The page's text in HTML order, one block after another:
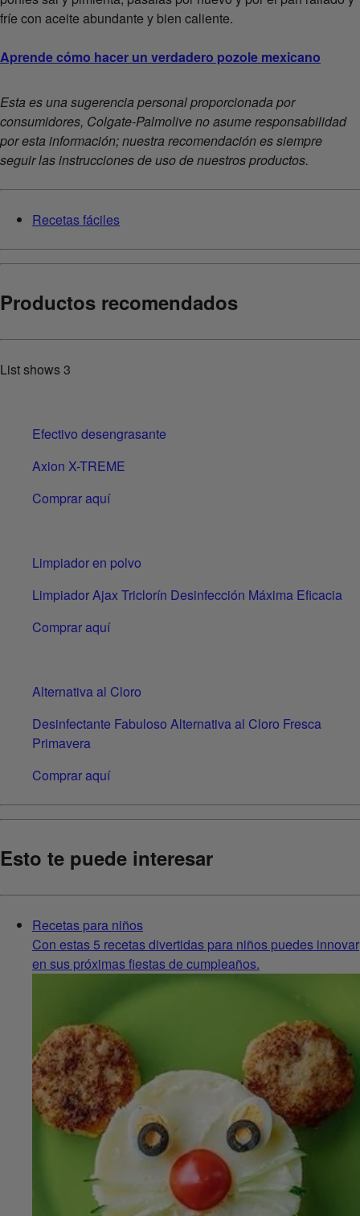
fríe con aceite abundante y bien caliente.
Aprende cómo hacer un verdadero pozole mexicano
Esta es una sugerencia personal proporcionada por
consumidores, Colgate-Palmolive no asume responsabilidad
por esta información; nuestra recomendación es siempre
seguir las instrucciones de uso de nuestros productos.
Recetas fáciles
Productos recomendados
List shows3
Efectivo desengrasante
Axion X-TREME
Comprar aquí
Limpiador en polvo
Limpiador Ajax Triclorín Desinfección Máxima Eficacia
Comprar aquí
Alternativa al Cloro
Desinfectante Fabuloso Alternativa al Cloro Fresca
Primavera
Comprar aquí
Esto te puede interesar
Recetas para niños
Con estas 5 recetas divertidas para niños puedes innovar
en sus próximas fiestas de cumpleaños.